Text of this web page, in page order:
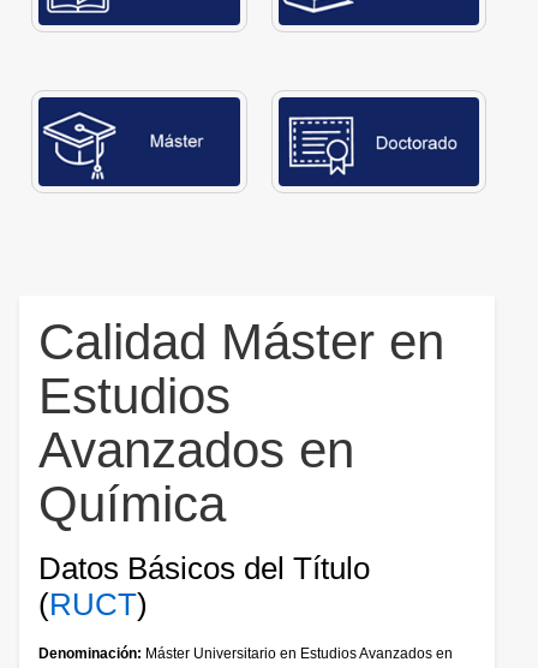
Calidad Máster en
Estudios
Avanzados en
Química
Datos Básicos del Título
(RUCT)
Denominación: Máster Universitario en Estudios Avanzados en